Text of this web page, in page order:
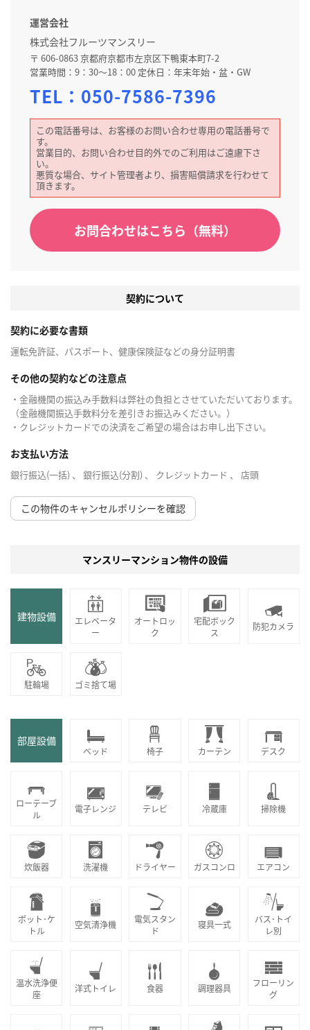
運営会社
株式会社フルーツマンスリー
〒 606-0863 京都府京都市左京区下鴨東本町7-2
営業時間：9：30～18：00 定休日：年末年始・盆・GW
TEL： 050-7586-7396
この電話番号は、お客様のお問い合わせ専用の電話番号で
す。
営業目的、お問い合わせ目的外でのご利用はご遠慮下さ
い。
悪質な場合、サイト管理者より、損害賠償請求を行わせて
頂きます。
お問合わせはこちら（無料）
契約について
契約に必要な書類
運転免許証、パスポート、健康保険証などの身分証明書
その他の契約などの注意点
・金融機関の振込み手数料は弊社の負担とさせていただいております。
（金融機関振込手数料分を差引きお振込みください。）
・クレジットカードでの決済をご希望の場合はお申し出下さい。
お支払い方法
銀行振込(一括) 、 銀行振込(分割) 、 クレジットカード 、 店頭
この物件のキャンセルポリシーを確認
マンスリーマンション物件の設備
建物設備
エレベータ
ー
オートロッ
ク
宅配ボック
ス
防犯カメラ
駐輪場 ゴミ捨て場
部屋設備
ベッド 椅子 カーテン デスク
ローテーブ
ル
電子レンジ テレビ 冷蔵庫 掃除機
炊飯器 洗濯機 ドライヤー ガスコンロ エアコン
ポット･ケ
トル
空気清浄機
電気スタン
ド
寝具一式
バス･トイ
レ別
温水洗浄便
座
洋式トイレ 食器 調理器具
フローリン
グ